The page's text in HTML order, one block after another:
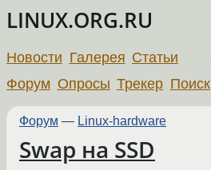
LINUX.ORG.RU
Новости Галерея Статьи
Форум Опросы Трекер Поиск
Форум — Linux-hardware
Swap на SSD